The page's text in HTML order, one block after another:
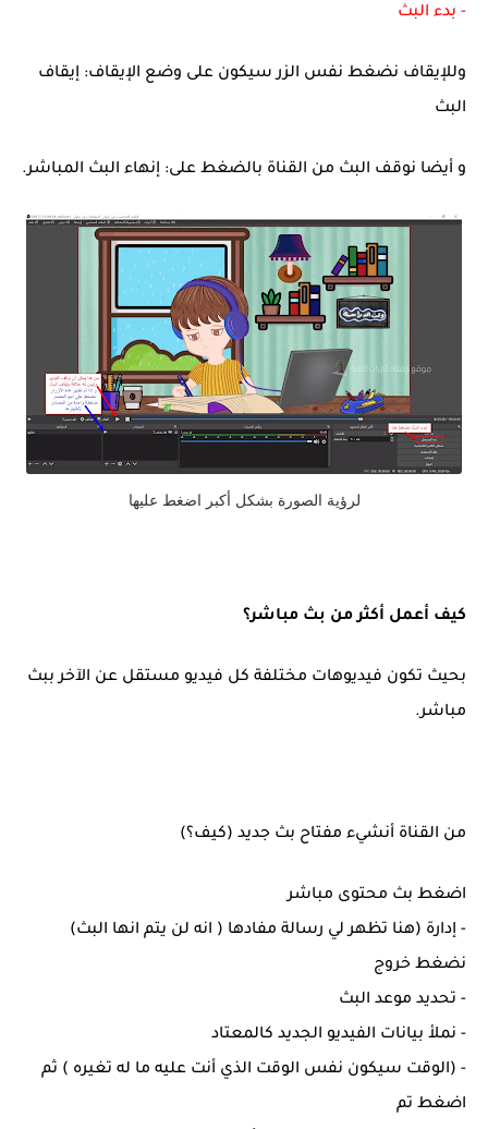
- بدء البث
وللإيقاف نضغط نفس الزر سيكون على وضع الإيقاف: إيقاف
البث
و أيضا نوقف البث من القناة بالضغط على: إنهاء البث المباشر.
لرؤية الصورة بشكل أكبر اضغط عليها
كيف أعمل أكثر من بث مباشر؟
بحيث تكون فيديوهات مختلفة كل فيديو مستقل عن الآخر ببث
مباشر.
من القناة أنشيء مفتاح بث جديد (كيف؟)
اضغط بث محتوى مباشر
- إدارة (هنا تظهر لي رسالة مفادها ( انه لن يتم انها البث)
نضغط خروج
- تحديد موعد البث
- نملأ بيانات الفيديو الجديد كالمعتاد
- (الوقت سيكون نفس الوقت الذي أنت عليه ما له تغيره ) ثم
اضغط تم